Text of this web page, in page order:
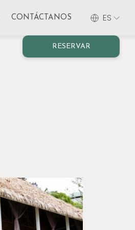
CONTÁCTANOS ES
RESERVAR